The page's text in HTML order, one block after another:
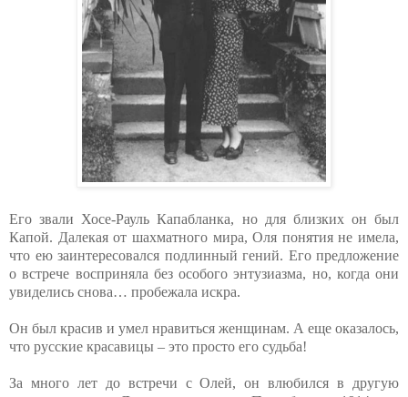
Его звали Хосе-Рауль Капабланка, но для близких он был
Капой. Далекая от шахматного мира, Оля понятия не имела,
что ею заинтересовался подлинный гений. Его предложение
о встрече восприняла без особого энтузиазма, но, когда они
увиделись снова… пробежала искра.
Он был красив и умел нравиться женщинам. А еще оказалось,
что русские красавицы – это просто его судьба!
За много лет до встречи с Олей, он влюбился в другую